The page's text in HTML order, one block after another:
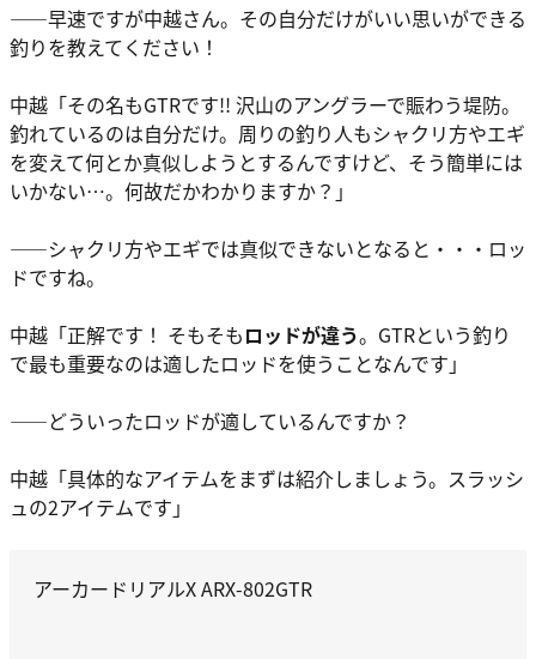
――早速ですが中越さん。その自分だけがいい思いができる
釣りを教えてください！
中越 「その名もGTRです!! 沢山のアングラーで賑わう堤防。
釣れているのは自分だけ。周りの釣り人もシャクリ方やエギ
を変えて何とか真似しようとするんですけど、そう簡単には
いかない…。何故だかわかりますか？」
――シャクリ方やエギでは真似できないとなると・・・ロッ
ドですね。
中越 「正解です！ そもそもロッドが違う。 GTRという釣り
で最も重要なのは適したロッドを使うことなんです」
――どういったロッドが適しているんですか？
中越 「具体的なアイテムをまずは紹介しましょう。スラッシ
ュの2アイテムです」
アーカードリアルX ARX-802GTR